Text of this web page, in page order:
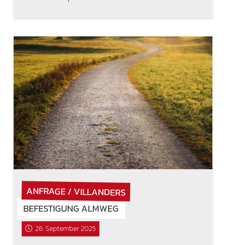
ANFRAGE / VILLANDERS
BEFESTIGUNG ALMWEG
26. September 2025